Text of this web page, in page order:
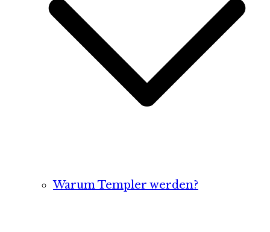
Warum Templer werden?